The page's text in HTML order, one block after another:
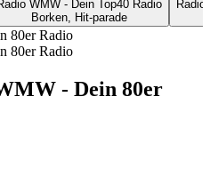
WMW - Dein Top40 Radio
Borken, Hit-parade
80er Radio
80er Radio
- Dein 80er